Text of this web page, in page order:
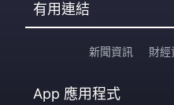
有用連結
新聞資訊 財經
App 應用程式